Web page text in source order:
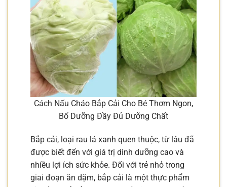
Cách Nấu Cháo Bắp Cải Cho Bé Thơm Ngon,
Bổ Dưỡng Đầy Đủ Dưỡng Chất
Bắp cải, loại rau lá xanh quen thuộc, từ lâu đã
được biết đến với giá trị dinh dưỡng cao và
nhiều lợi ích sức khỏe. Đối với trẻ nhỏ trong
giai đoạn ăn dặm, bắp cải là một thực phẩm